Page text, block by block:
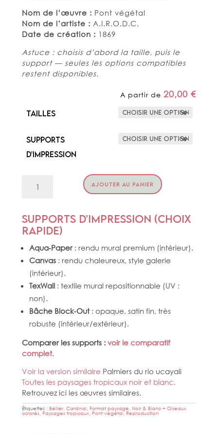
Nom de l’œuvre : Pont végétal
Nom de l’artiste : A.I.R.O.D.C.
Date de création : 1869
Astuce : choisis d’abord la taille, puis le
support — seules les options compatibles
restent disponibles.
A partir de20,00€
Tailles
Supports
d'impression
AJOUTER AU PANIER
Supports d’impression (choix
rapide)
Aqua‑Paper: rendu mural premium (intérieur).
Canvas: rendu chaleureux, style galerie
(intérieur).
TexWall: textile mural repositionnable (UV :
non).
Bâche Block‑Out: opaque, satin fin, très
robuste (intérieur/extérieur).
Comparer les supports : voir le comparatif
complet.
Voir la version similaire Palmiers du rio ucayali
Toutes les paysages tropicaux noir et blanc.
Retrouvez ici les œuvres similaires.
Étiquettes : Bellier, Cardinal, Format paysage, Noir & Blanc + Oiseaux
colorés, Paysages tropicaux, Pont végétal, Reproduction